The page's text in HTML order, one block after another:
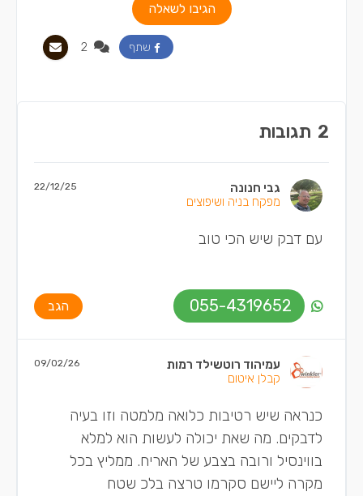
הגיבו לשאלה
שתף
2 תגובות
גבי חנונה
מפקח בניה ושיפוצים
22/12/25
עם דבק שיש הכי טוב
055-4319652 הגב
עמיהוד רוטשילד רמות
קבלן איטום
09/02/26
כנראה שיש רטיבות כלואה מלמטה וזו בעיה
לדבקים. מה שאת יכולה לעשות הוא למלא
בווינסיל ורובה בצבע של האריח. ממליץ בכל
מקרה ליישם סקרמו טרצה בלכ שטח